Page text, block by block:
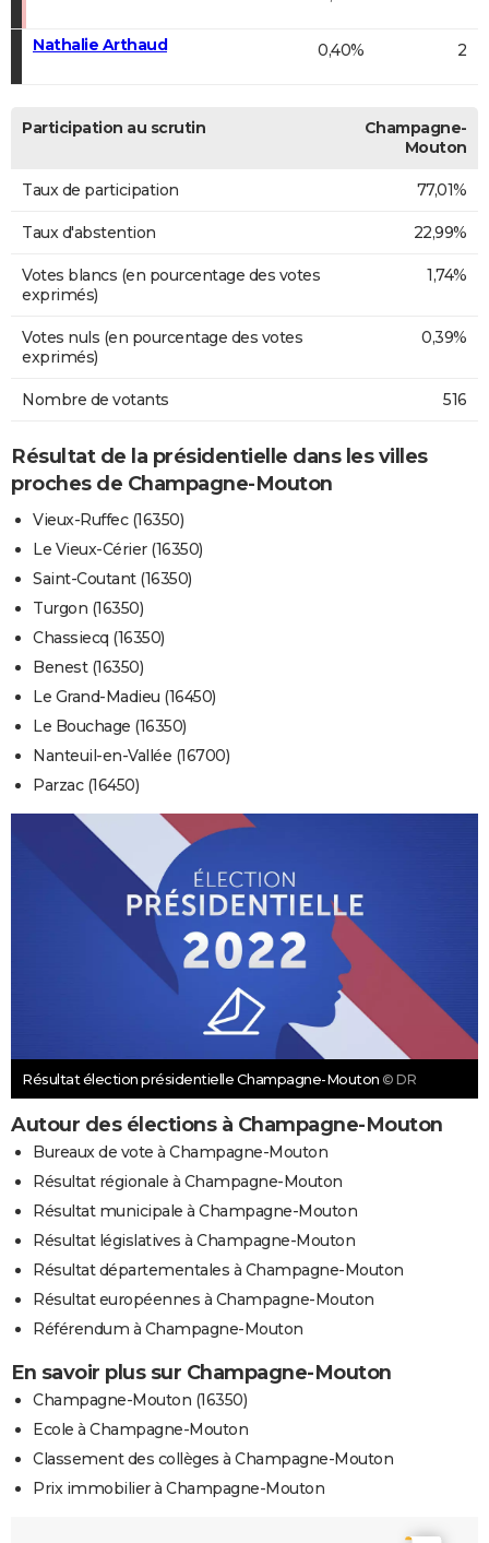
Nathalie Arthaud 0,40% 2
Participation au scrutin
Champagne-
Mouton
Taux de participation 77,01%
Taux d'abstention 22,99%
Votes blancs (en pourcentage des votes
exprimés)
1,74%
Votes nuls (en pourcentage des votes
exprimés)
0,39%
Nombre de votants 516
Résultat de la présidentielle dans les villes
proches de Champagne-Mouton
Vieux-Ruffec (16350)
Le Vieux-Cérier (16350)
Saint-Coutant (16350)
Turgon (16350)
Chassiecq (16350)
Benest (16350)
Le Grand-Madieu (16450)
Le Bouchage (16350)
Nanteuil-en-Vallée (16700)
Parzac (16450)
Résultat élection présidentielle Champagne-Mouton © DR
Autour des élections à Champagne-Mouton
Bureaux de vote à Champagne-Mouton
Résultat régionale à Champagne-Mouton
Résultat municipale à Champagne-Mouton
Résultat législatives à Champagne-Mouton
Résultat départementales à Champagne-Mouton
Résultat européennes à Champagne-Mouton
Référendum à Champagne-Mouton
En savoir plus sur Champagne-Mouton
Champagne-Mouton (16350)
Ecole à Champagne-Mouton
Classement des collèges à Champagne-Mouton
Prix immobilier à Champagne-Mouton